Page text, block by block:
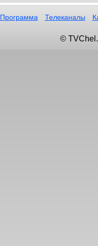
Программа Телеканалы
©